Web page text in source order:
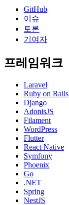
GitHub
이슈
토론
기여자
프레임워크
Laravel
Ruby on Rails
Django
AdonisJS
Filament
WordPress
Flutter
React Native
Symfony
Phoenix
Go
.NET
Spring
NestJS